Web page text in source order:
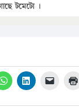
টমেটো ।